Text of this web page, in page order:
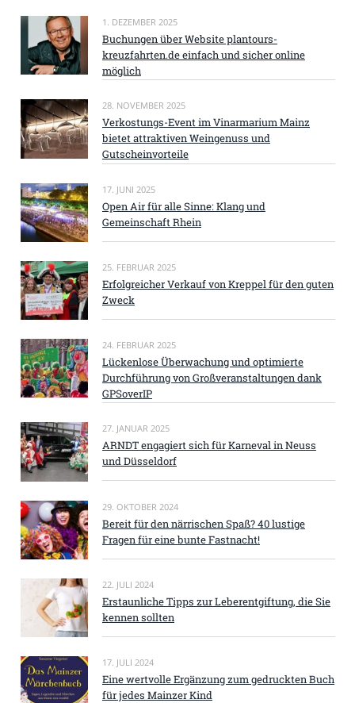
1. DEZEMBER 2025
Buchungen über Website plantours-
kreuzfahrten.de einfach und sicher online
möglich
28. NOVEMBER 2025
Verkostungs-Event im Vinarmarium Mainz
bietet attraktiven Weingenuss und
Gutscheinvorteile
17. JUNI 2025
Open Air für alle Sinne: Klang und
Gemeinschaft Rhein
25. FEBRUAR 2025
Erfolgreicher Verkauf von Kreppel für den guten
Zweck
24. FEBRUAR 2025
Lückenlose Überwachung und optimierte
Durchführung von Großveranstaltungen dank
GPSoverIP
27. JANUAR 2025
ARNDT engagiert sich für Karneval in Neuss
und Düsseldorf
29. OKTOBER 2024
Bereit für den närrischen Spaß? 40 lustige
Fragen für eine bunte Fastnacht!
22. JULI 2024
Erstaunliche Tipps zur Leberentgiftung, die Sie
kennen sollten
17. JULI 2024
Eine wertvolle Ergänzung zum gedruckten Buch
für jedes Mainzer Kind